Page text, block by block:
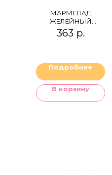
МАРМЕЛАД
ЖЕЛЕЙНЫЙ
"КЛЮКВЕННОЕ
ТРИО" (КЛЮКВА,
363 р.
Подробнее
В корзину